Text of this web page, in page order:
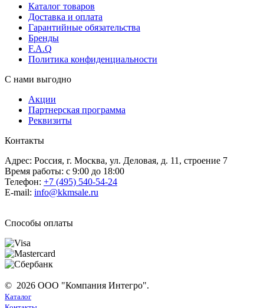
Каталог товаров
Доставка и оплата
Гарантийные обязательства
Бренды
F.A.Q
Политика конфиденциальности
С нами выгодно
Акции
Партнерская программа
Реквизиты
Контакты
Адрес: Россия, г. Москва, ул. Деловая, д. 11, строение 7
Время работы: с 9:00 до 18:00
Телефон: +7 (495) 540-54-24
E-mail: info@kkmsale.ru
Способы оплаты
© 2026 ООО "Компания Интегро".
Каталог